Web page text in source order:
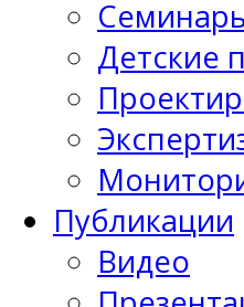
Детские
Публикации
Видео